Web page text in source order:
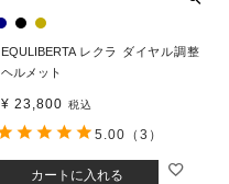
EQULIBERTA レクラ ダイヤル調整
ヘルメット
¥ 23,800 税込
カートに入れる
5.00 （3）